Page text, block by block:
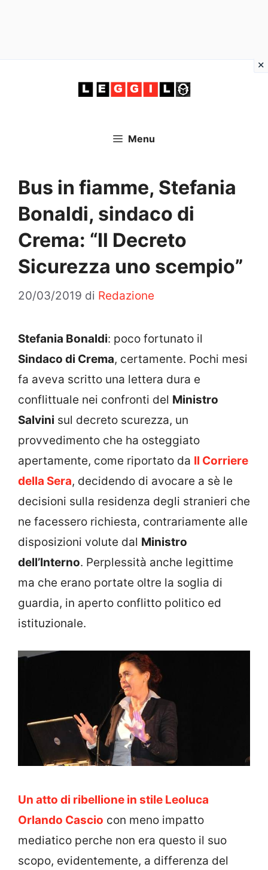
Menu
Bus in fiamme, Stefania
Bonaldi, sindaco di
Crema: “Il Decreto
Sicurezza uno scempio”
20/03/2019 di Redazione
Stefania Bonaldi: poco fortunato il
Sindaco di Crema, certamente. Pochi mesi
fa aveva scritto una lettera dura e
conflittuale nei confronti del Ministro
Salvini sul decreto scurezza, un
provvedimento che ha osteggiato
apertamente, come riportato da Il Corriere
della Sera, decidendo di avocare a sè le
decisioni sulla residenza degli stranieri che
ne facessero richiesta, contrariamente alle
disposizioni volute dal Ministro
dell’Interno. Perplessità anche legittime
ma che erano portate oltre la soglia di
guardia, in aperto conflitto politico ed
istituzionale.
Un atto di ribellione in stile Leoluca
Orlando Cascio con meno impatto
mediatico perche non era questo il suo
scopo, evidentemente, a differenza del